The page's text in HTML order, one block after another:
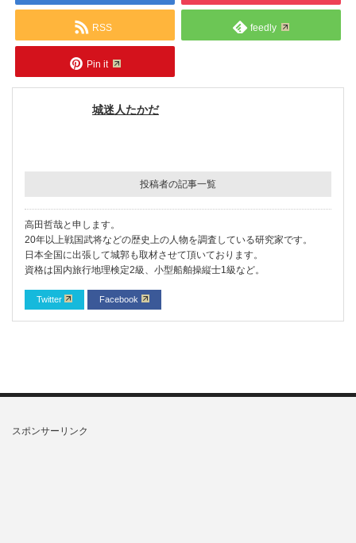
RSS feedly
Pin it
城迷人たかだ
投稿者の記事一覧
高田哲哉と申します。
20年以上戦国武将などの歴史上の人物を調査している研究家です。
日本全国に出張して城郭も取材させて頂いております。
資格は国内旅行地理検定2級、小型船舶操縦士1級など。
Twitter Facebook
スポンサーリンク